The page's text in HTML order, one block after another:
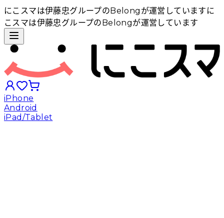
にこスマは伊藤忠グループのBelongが運営しています に
こスマは伊藤忠グループのBelongが運営しています
iPhone
Android
iPad/Tablet